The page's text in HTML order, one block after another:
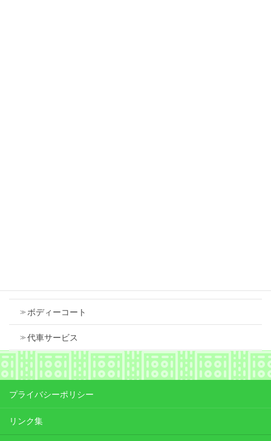
ボディーコート
代車サービス
プライバシーポリシー
リンク集